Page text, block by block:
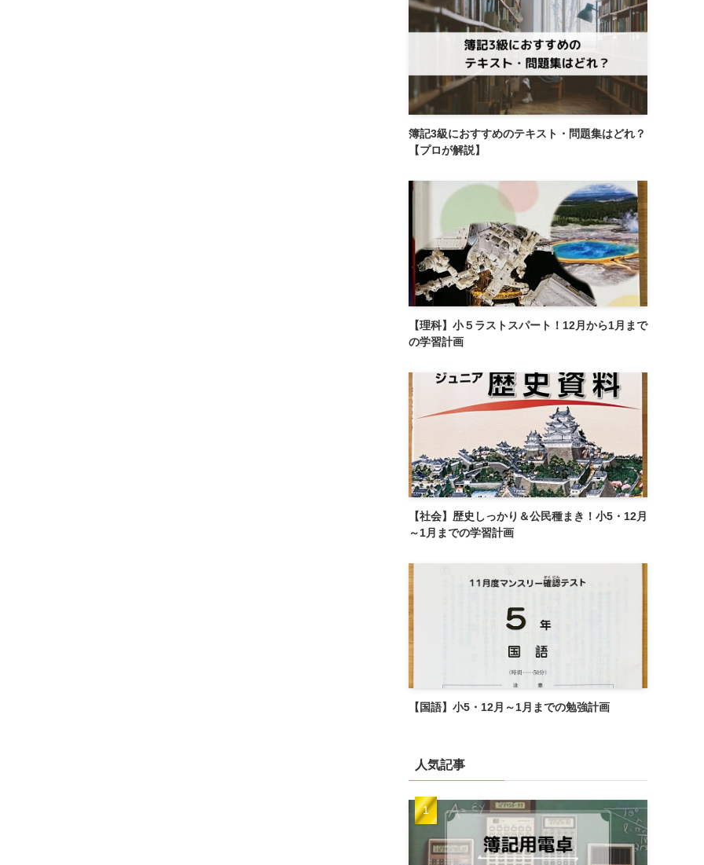
簿記3級におすすめのテキスト・問題集はどれ？
【プロが解説】
【理科】小５ラストスパート！12月から1月まで
の学習計画
【社会】歴史しっかり＆公民種まき！小5・12月
～1月までの学習計画
【国語】小5・12月～1月までの勉強計画
人気記事